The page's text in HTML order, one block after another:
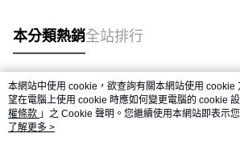
本分類熱銷全站排行
熱門標籤
本網站中使用 cookie，欲查詢有關本網站使用 cookie
望在電腦上使用 cookie 時應如何變更電腦的 cookie
權條款 」之 Cookie 聲明。您繼續使用本網站即表示
用條款之 Cookie 聲明使用 cookie。
了解更多 >